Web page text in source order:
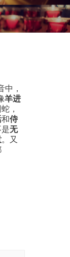
中，
羊进
，
和侍
无
。又